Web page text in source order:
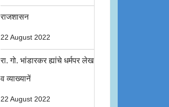
राजशासन
22 August 2022
रा. गो. भांडारकर ह्यांचे धर्मपर लेख
व व्याख्यानें
22 August 2022